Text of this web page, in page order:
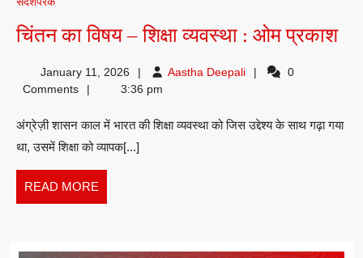
चिंतन का विषय – शिक्षा व्यवस्था : ओम प्रकाश
January 11, 2026 Aastha DeepaliAastha 0
Comments
3:36 pm
अंग्रेज़ी शासन काल में भारत की शिक्षा व्यवस्था को जिस उद्देश्य के साथ गढ़ा गया
था, उसमें शिक्षा को व्यापक[...]
READ MORE
MORE